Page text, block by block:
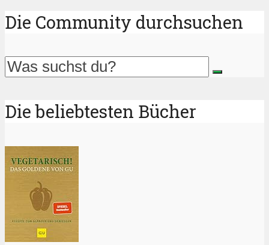
Die Community durchsuchen
Die beliebtesten Bücher